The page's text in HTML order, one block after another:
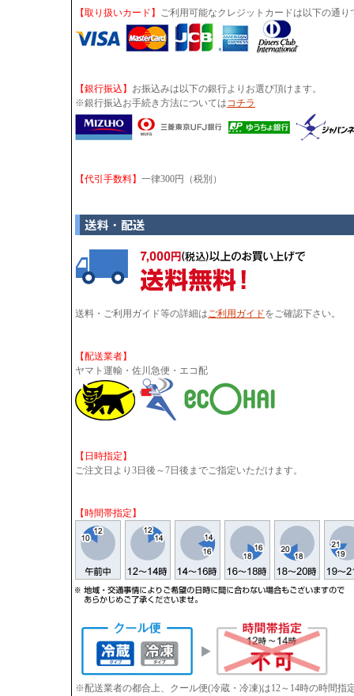
【取り扱いカード】 ご利用可能なクレジットカードは以下の通り
【銀行振込】 お振込みは以下の銀行よりお選び頂けます。
※銀行振込お手続き方法についてはコチラ
【代引手数料】 一律300円（税別）
送料・ご利用ガイド等の詳細はご利用ガイドをご確認下さい。
【配送業者】
ヤマト運輸・佐川急便・エコ配
【日時指定】
ご注文日より3日後～7日後までご指定いただけます。
【時間帯指定】
※配送業者の都合上、クール便(冷蔵・冷凍)は12～14時の時間